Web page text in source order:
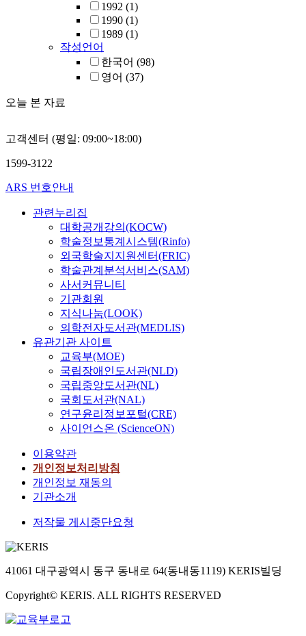
1992 (1)
1990 (1)
1989 (1)
작성언어
한국어 (98)
영어 (37)
오늘 본 자료
고객센터 (평일: 09:00~18:00)
1599-3122
ARS 번호안내
관련누리집
대학공개강의(KOCW)
학술정보통계시스템(Rinfo)
외국학술지지원센터(FRIC)
학술관계분석서비스(SAM)
사서커뮤니티
기관회원
지식나눔(LOOK)
의학전자도서관(MEDLIS)
유관기관 사이트
교육부(MOE)
국립장애인도서관(NLD)
국립중앙도서관(NL)
국회도서관(NAL)
연구윤리정보포털(CRE)
사이언스온 (ScienceON)
이용약관
개인정보처리방침
개인정보 재동의
기관소개
저작물 게시중단요청
41061 대구광역시 동구 동내로 64(동내동1119) KERIS빌딩
Copyright© KERIS. ALL RIGHTS RESERVED